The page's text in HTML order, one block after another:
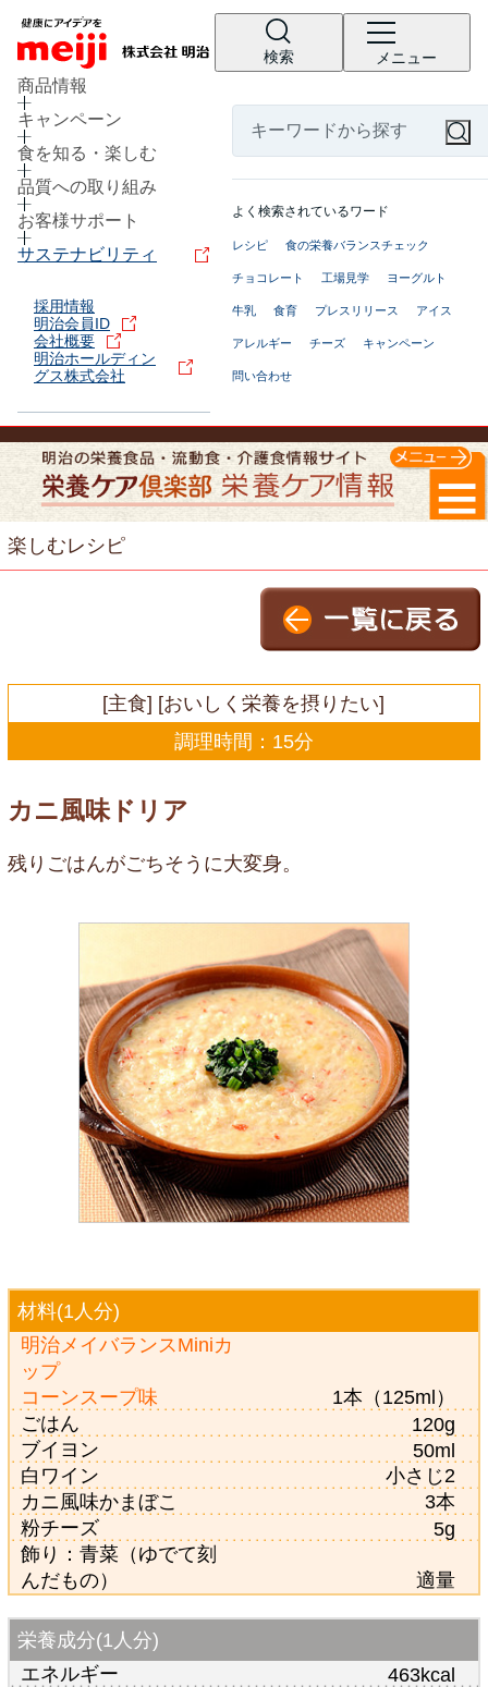
検索 メニュー
商品情報
キャンペーン
食を知る・楽しむ
品質への取り組み
お客様サポート
サステナビリティ
採用情報
明治会員ID
会社概要
明治ホールディン
グス株式会社
よく検索されているワード
レシピ 食の栄養バランスチェック
チョコレート 工場見学 ヨーグルト
牛乳 食育 プレスリリース アイス
アレルギー チーズ キャンペーン
問い合わせ
楽しむレシピ
[主食] [おいしく栄養を摂りたい]
調理時間：15分
カニ風味ドリア
残りごはんがごちそうに大変身。
材料(1人分)
明治メイバランスMiniカ
ップ
コーンスープ味
1本（125ml）
ごはん
120g
ブイヨン
50ml
白ワイン
小さじ2
カニ風味かまぼこ
3本
粉チーズ
5g
飾り：青菜（ゆでて刻
んだもの）
適量
栄養成分(1人分)
エネルギー
463kcal